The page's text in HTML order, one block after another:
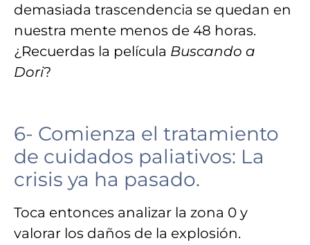
demasiada trascendencia se quedan en
nuestra mente menos de 48 horas.
¿Recuerdas la película Buscando a
Dori?
6- Comienza el tratamiento
de cuidados paliativos: La
crisis ya ha pasado.
Toca entonces analizar la zona 0 y
valorar los daños de la explosión.